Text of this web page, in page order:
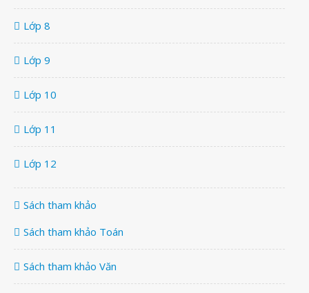
Lớp 8
Lớp 9
Lớp 10
Lớp 11
Lớp 12
Sách tham khảo
Sách tham khảo Toán
Sách tham khảo Văn